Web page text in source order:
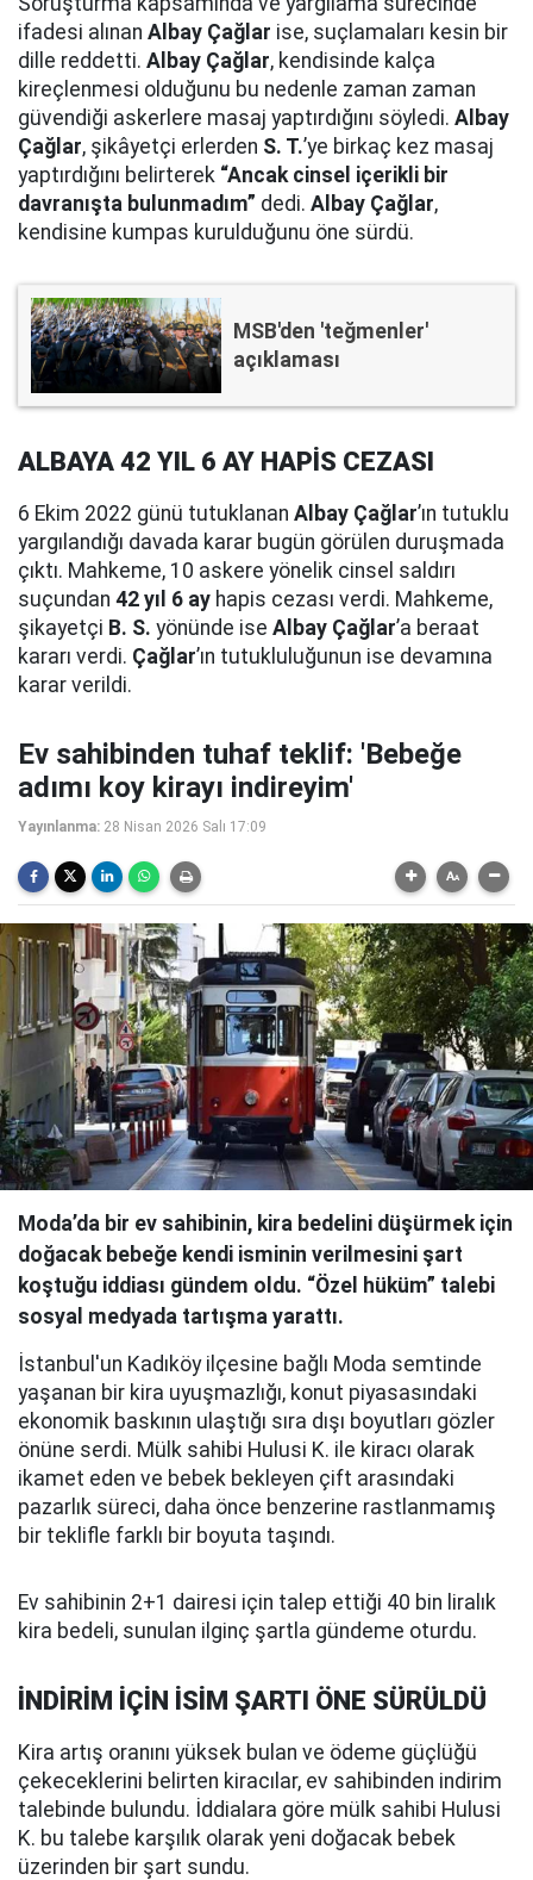
ifadesi alınan Albay Çağlar ise, suçlamaları kesin bir
dille reddetti. Albay Çağlar, kendisinde kalça
kireçlenmesi olduğunu bu nedenle zaman zaman
güvendiği askerlere masaj yaptırdığını söyledi. Albay
Çağlar, şikâyetçi erlerden S. T.’ye birkaç kez masaj
yaptırdığını belirterek “Ancak cinsel içerikli bir
davranışta bulunmadım” dedi. Albay Çağlar,
kendisine kumpas kurulduğunu öne sürdü.
MSB'den 'teğmenler'
açıklaması
ALBAYA 42 YIL 6 AY HAPİS CEZASI
6 Ekim 2022 günü tutuklanan Albay Çağlar’ın tutuklu
yargılandığı davada karar bugün görülen duruşmada
çıktı. Mahkeme, 10 askere yönelik cinsel saldırı
suçundan 42 yıl 6 ay hapis cezası verdi. Mahkeme,
şikayetçi B. S. yönünde ise Albay Çağlar’a beraat
kararı verdi. Çağlar’ın tutukluluğunun ise devamına
karar verildi.
Ev sahibinden tuhaf teklif: 'Bebeğe
adımı koy kirayı indireyim'
Yayınlanma: 28 Nisan 2026 Salı 17:09
Moda’da bir ev sahibinin, kira bedelini düşürmek için
doğacak bebeğe kendi isminin verilmesini şart
koştuğu iddiası gündem oldu. “Özel hüküm” talebi
sosyal medyada tartışma yarattı.
İstanbul'un Kadıköy ilçesine bağlı Moda semtinde
yaşanan bir kira uyuşmazlığı, konut piyasasındaki
ekonomik baskının ulaştığı sıra dışı boyutları gözler
önüne serdi. Mülk sahibi Hulusi K. ile kiracı olarak
ikamet eden ve bebek bekleyen çift arasındaki
pazarlık süreci, daha önce benzerine rastlanmamış
bir teklifle farklı bir boyuta taşındı.
Ev sahibinin 2+1 dairesi için talep ettiği 40 bin liralık
kira bedeli, sunulan ilginç şartla gündeme oturdu.
İNDİRİM İÇİN İSİM ŞARTI ÖNE SÜRÜLDÜ
Kira artış oranını yüksek bulan ve ödeme güçlüğü
çekeceklerini belirten kiracılar, ev sahibinden indirim
talebinde bulundu. İddialara göre mülk sahibi Hulusi
K. bu talebe karşılık olarak yeni doğacak bebek
üzerinden bir şart sundu.